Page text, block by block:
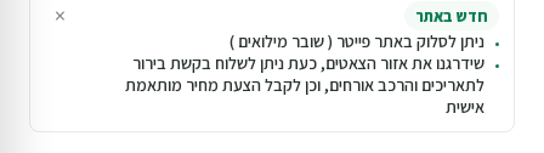
חדש באתר
ניתן לסלוק באתר פייטר ( שובר מילואים )
שידרגנו את אזור הצאטים, כעת ניתן לשלוח בקשת בירור
לתאריכים והרכב אורחים, וכן לקבל הצעת מחיר מותאמת
אישית
×